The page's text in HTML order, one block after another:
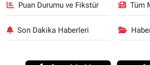
Puan Durumu ve Fikstür Tüm
Son Dakika Haberleri